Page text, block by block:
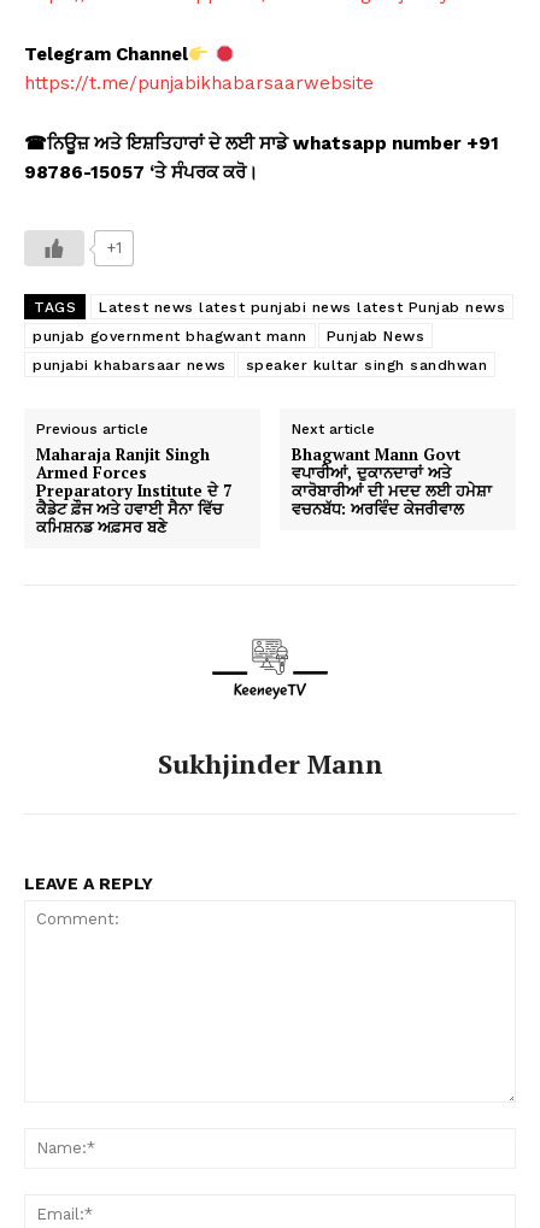
Telegram Channel
https://t.me/punjabikhabarsaarwebsite
☎ਨਿਊਜ਼ ਅਤੇ ਇਸ਼ਤਿਹਾਰਾਂ ਦੇ ਲਈ ਸਾਡੇ whatsapp number +91
98786-15057 ‘ਤੇ ਸੰਪਰਕ ਕਰੋ।
+1
TAGS
Latest news latest punjabi news latest Punjab news
punjab government bhagwant mann
Punjab News
punjabi khabarsaar news
speaker kultar singh sandhwan
Previous article
Maharaja Ranjit Singh
Armed Forces
Preparatory Institute ਦੇ 7
ਕੈਡੇਟ ਫ਼ੌਜ ਅਤੇ ਹਵਾਈ ਸੈਨਾ ਵਿੱਚ
ਕਮਿਸ਼ਨਡ ਅਫ਼ਸਰ ਬਣੇ
Next article
Bhagwant Mann Govt
ਵਪਾਰੀਆਂ, ਦੁਕਾਨਦਾਰਾਂ ਅਤੇ
ਕਾਰੋਬਾਰੀਆਂ ਦੀ ਮਦਦ ਲਈ ਹਮੇਸ਼ਾ
ਵਚਨਬੱਧ: ਅਰਵਿੰਦ ਕੇਜਰੀਵਾਲ
Sukhjinder Mann
LEAVE A REPLY